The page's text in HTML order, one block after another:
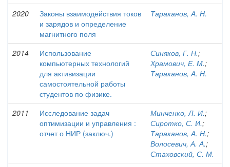
2020
Законы взаимодействия токов
и зарядов и определение
магнитного поля
Тараканов, А. Н.
2014
Использование
компьютерных технологий
для активизации
самостоятельной работы
студентов по физике.
Синяков, Г. Н.;
Храмович, Е. М.;
Тараканов, А. Н.
2011
Исследование задач
оптимизации и управления :
отчет о НИР (заключ.)
Минченко, Л. И.;
Сиротко, С. И.;
Тараканов, А. Н.;
Волосевич, А. А.;
Стаховский, С. М.